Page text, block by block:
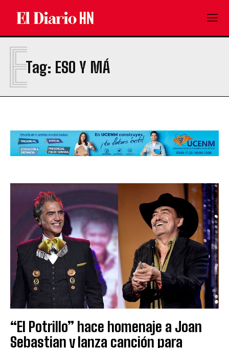
Tag: ESO Y MÁ
E
“El Potrillo” hace homenaje a Joan
Sebastian y lanza canción para